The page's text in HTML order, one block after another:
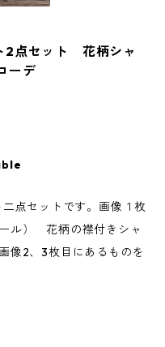
2点セット 花柄シャ
ーデ
点セットです。画像１枚
ル） 花柄の襟付きシャ
像2、3枚目にあるものを